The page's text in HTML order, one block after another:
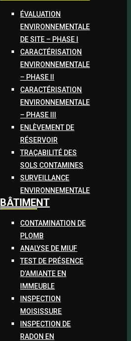
ÉVALUATION
ENVIRONNEMENTALE
DE SITE – PHASE I
CARACTÉRISATION
ENVIRONNEMENTALE
– PHASE II
CARACTÉRISATION
ENVIRONNEMENTALE
– PHASE III
ENLÈVEMENT DE
RÉSERVOIR
TRAÇABILITÉ DES
SOLS CONTAMINES
SURVEILLANCE
ENVIRONNEMENTALE
BÂTIMENT
CONTAMINATION DE
PLOMB
ANALYSE DE MIUF
TEST DE PRÉSENCE
D’AMIANTE EN
IMMEUBLE
INSPECTION
MOISISSURE
INSPECTION DE
RADON EN